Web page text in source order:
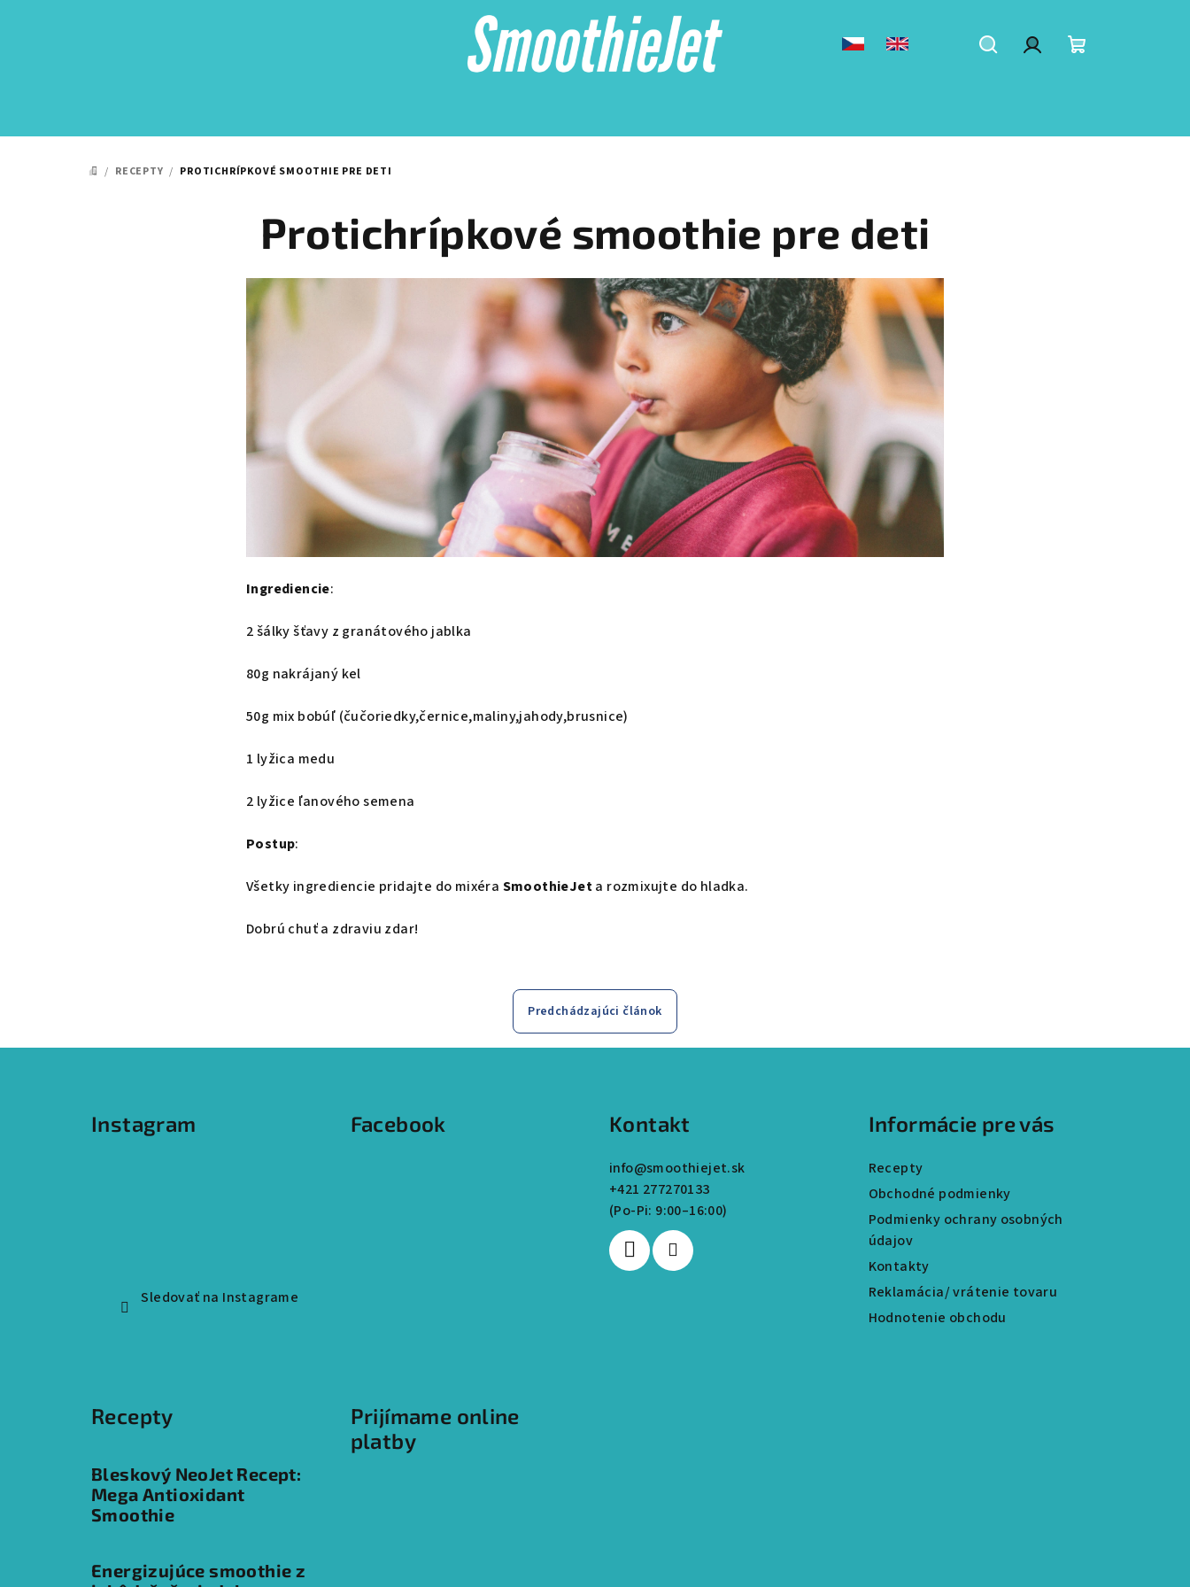
DOMOV
/ RECEPTY / PROTICHRÍPKOVÉ SMOOTHIE PRE DETI
Protichrípkové smoothie pre deti
Ingrediencie:
2 šálky šťavy z granátového jablka
80g nakrájaný kel
50g mix bobúľ (čučoriedky,černice,maliny,jahody,brusnice)
1 lyžica medu
2 lyžice ľanového semena
Postup:
Všetky ingrediencie pridajte do mixéra SmoothieJeta rozmixujte do hladka.
Dobrú chuť a zdraviu zdar!
Predchádzajúci článok
Instagram
Sledovať na Instagrame
Facebook Kontakt
info@smoothiejet.sk
+421 277270133
Informácie pre vás
Recepty
Obchodné podmienky
Podmienky ochrany osobných
údajov
Kontakty
Reklamácia/ vrátenie tovaru
Hodnotenie obchodu
Recepty
Bleskový NeoJet Recept:
Mega Antioxidant
Smoothie
Energizujúce smoothie z
Prijímame online
platby